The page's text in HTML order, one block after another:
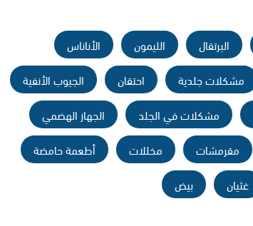
البرتقال الليمون
الأناناس
مشكلات جلدية احتقان
الجيوب الأنفية
مشكلات في الجلد
الجهاز الهضمي
مقرمشات مخللات
أطعمة حامضة
غثيان بيض